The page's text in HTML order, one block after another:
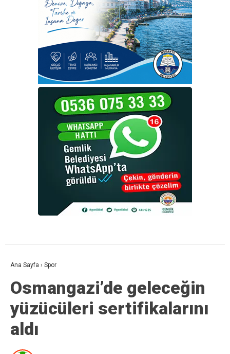
Ana Sayfa › Spor
Osmangazi’de geleceğin
yüzücüleri sertifikalarını
aldı